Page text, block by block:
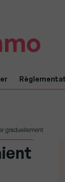
graduellement